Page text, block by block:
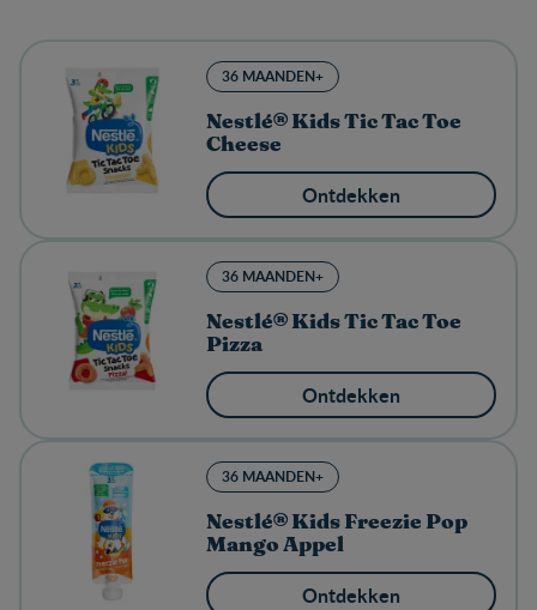
36 MAANDEN+
Nestlé® Kids Tic Tac Toe
Cheese
Ontdekken
36 MAANDEN+
Nestlé® Kids Tic Tac Toe
Pizza
Ontdekken
36 MAANDEN+
Nestlé® Kids Freezie Pop
Mango Appel
Ontdekken